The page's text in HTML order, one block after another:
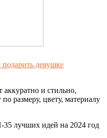
девушке
аккуратно и стильно,
размеру, цвету, материалу